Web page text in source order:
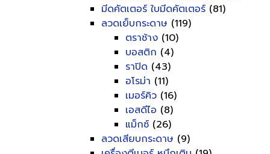
มีดคัตเตอร์ ใบมีดคัตเตอร์ (81)
ลวดเย็บกระดาษ (119)
ตราช้าง (10)
บอสติก (4)
ราปิด (43)
อโรม่า (11)
เมอร์คิว (16)
เอสดีไอ (8)
แม็กซ์ (26)
ลวดเสียบกระดาษ (9)